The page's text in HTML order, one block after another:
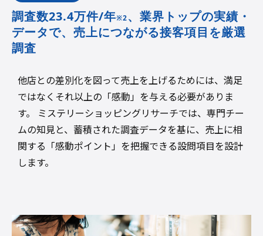
調査数23.4万件/年※2、 業界トップの実績・
データで、売上につながる接客項目を厳選
調査
他店との差別化を図って売上を上げるためには、満足
ではなくそれ以上の「感動」を与える必要がありま
す。 ミステリーショッピングリサーチでは、専門チー
ムの知見と、蓄積された調査データを基に、売上に相
関する「感動ポイント」を把握できる設問項目を設計
します。